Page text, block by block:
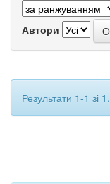
Автори
Результати 1-1 зі 1.